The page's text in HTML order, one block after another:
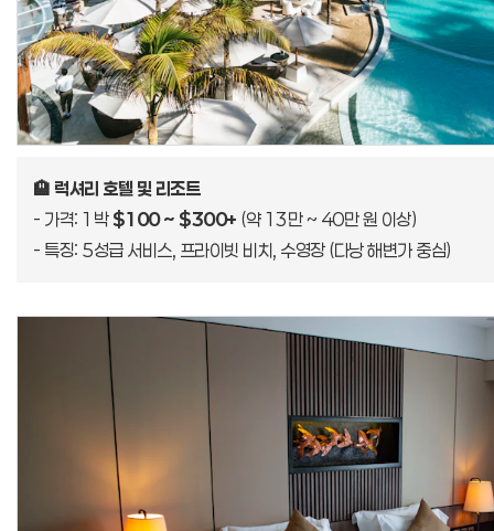
🏨 럭셔리 호텔 및 리조트
- 가격: 1박 $100 ~ $300+ (약 13만 ~ 40만 원 이상)
- 특징: 5성급 서비스, 프라이빗 비치, 수영장 (다낭 해변가 중심)